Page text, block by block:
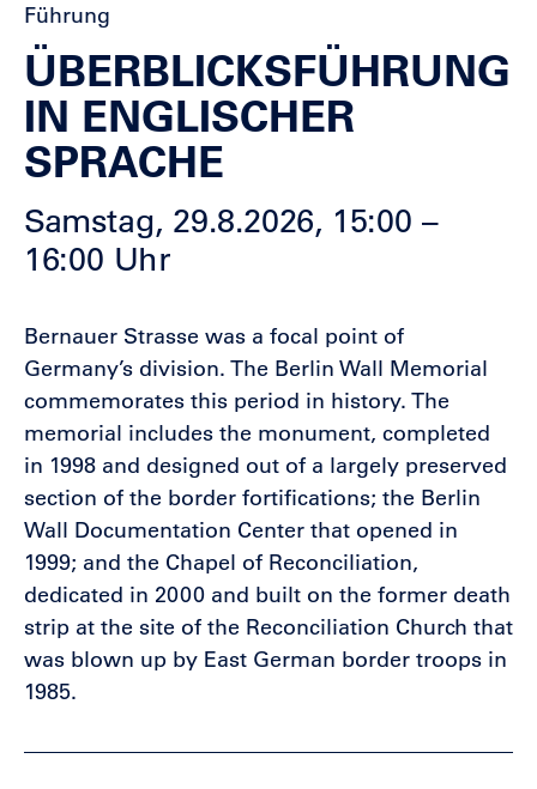
Führung
ÜBERBLICKSFÜHRUNG
IN ENGLISCHER
SPRACHE
Samstag, 29.8.2026, 15:00 –
16:00 Uhr
Bernauer Strasse was a focal point of
Germany’s division. The Berlin Wall Memorial
commemorates this period in history. The
memorial includes the monument, completed
in 1998 and designed out of a largely preserved
section of the border fortifications; the Berlin
Wall Documentation Center that opened in
1999; and the Chapel of Reconciliation,
dedicated in 2000 and built on the former death
strip at the site of the Reconciliation Church that
was blown up by East German border troops in
1985.